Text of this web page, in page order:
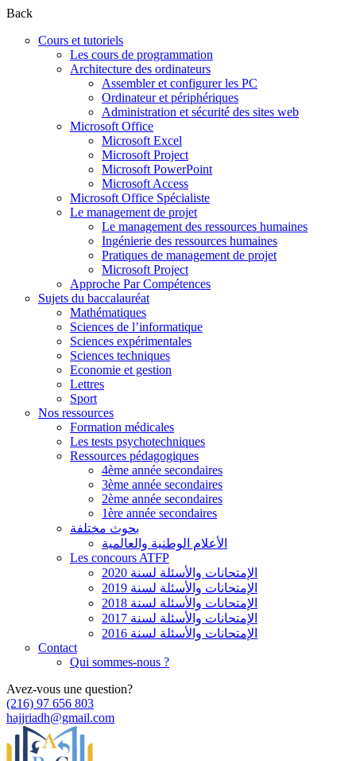
Back
Cours et tutoriels
Les cours de programmation
Architecture des ordinateurs
Assembler et configurer les PC
Ordinateur et périphériques
Administration et sécurité des sites web
Microsoft Office
Microsoft Excel
Microsoft Project
Microsoft PowerPoint
Microsoft Access
Microsoft Office Spécialiste
Le management de projet
Le management des ressources humaines
Ingénierie des ressources humaines
Pratiques de management de projet
Microsoft Project
Approche Par Compétences
Sujets du baccalauréat
Mathématiques
Sciences de l’informatique
Sciences expérimentales
Sciences techniques
Economie et gestion
Lettres
Sport
Nos ressources
Formation médicales
Les tests psychotechniques
Ressources pédagogiques
4ème année secondaires
3ème année secondaires
2ème année secondaires
1ère année secondaires
بحوث مختلفة
الأعلام الوطنية والعالمية
Les concours ATFP
الإمتحانات والأسئلة لسنة 2020
الإمتحانات والأسئلة لسنة 2019
الإمتحانات والأسئلة لسنة 2018
الإمتحانات والأسئلة لسنة 2017
الإمتحانات والأسئلة لسنة 2016
Contact
Qui sommes-nous ?
Avez-vous une question?
(216) 97 656 803
hajjriadh@gmail.com